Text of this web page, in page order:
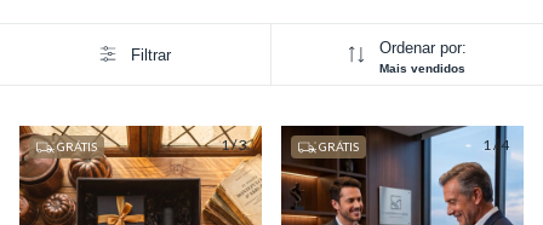
Filtrar Ordenar por:
Mais vendidos
1/3
GRÁTIS 1/ 4
GRÁTIS